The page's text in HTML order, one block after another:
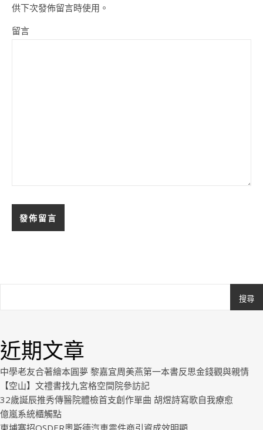
供下次發佈留言時使用。
留言
搜尋
近期文章
中學老友合著繪本圓夢 黎嘉宜周美燕第一本書反思金錢觀與親情
【空山】文禮書找九宮格空間院參訪記
32歲誕辰推秀傳醫院體檢首支創作單曲 胡煜詩寫歌自我療愈
億嵐系統櫃觸點
柬埔寨招OSDER奧斯德汽車零件商引資成效明顯
Royal.